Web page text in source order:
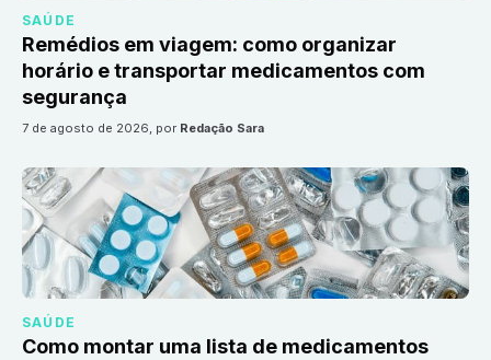
SAÚDE
Remédios em viagem: como organizar
horário e transportar medicamentos com
segurança
7 de agosto de 2026, por Redação Sara
SAÚDE
Como montar uma lista de medicamentos